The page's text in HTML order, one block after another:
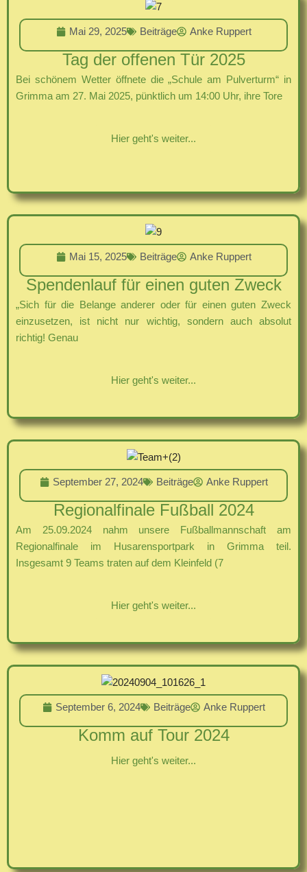
Mai 29, 2025 Beiträge Anke Ruppert
Tag der offenen Tür 2025
Bei schönem Wetter öffnete die „Schule am Pulverturm“ in
Grimma am 27. Mai 2025, pünktlich um 14:00 Uhr, ihre Tore
Hier geht's weiter...
Mai 15, 2025 Beiträge Anke Ruppert
Spendenlauf für einen guten Zweck
„Sich für die Belange anderer oder für einen guten Zweck
einzusetzen, ist nicht nur wichtig, sondern auch absolut
richtig! Genau
Hier geht's weiter...
September 27, 2024 Beiträge Anke Ruppert
Regionalfinale Fußball 2024
Am 25.09.2024 nahm unsere Fußballmannschaft am
Regionalfinale im Husarensportpark in Grimma teil.
Insgesamt 9 Teams traten auf dem Kleinfeld (7
Hier geht's weiter...
September 6, 2024 Beiträge Anke Ruppert
Komm auf Tour 2024
Hier geht's weiter...